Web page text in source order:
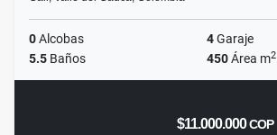
0Alcobas 4Garaje
5.5 Baños 450Área m2
$11.000.000COP